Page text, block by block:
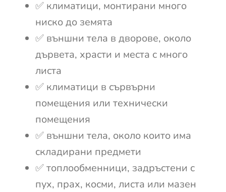
✅ климатици, монтирани много
ниско до земята
✅ външни тела в дворове, около
дървета, храсти и места с много
листа
✅ климатици в сървърни
помещения или технически
помещения
✅ външни тела, около които има
складирани предмети
✅ топлообменници, задръстени с
пух, прах, косми, листа или мазен